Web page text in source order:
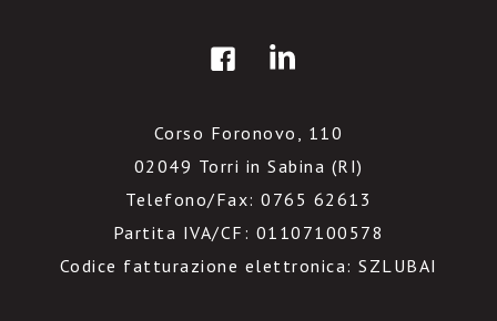
Corso Foronovo, 110
02049 Torri in Sabina (RI)
Telefono/Fax: 0765 62613
Partita IVA/CF: 01107100578
Codice fatturazione elettronica: SZLUBAI